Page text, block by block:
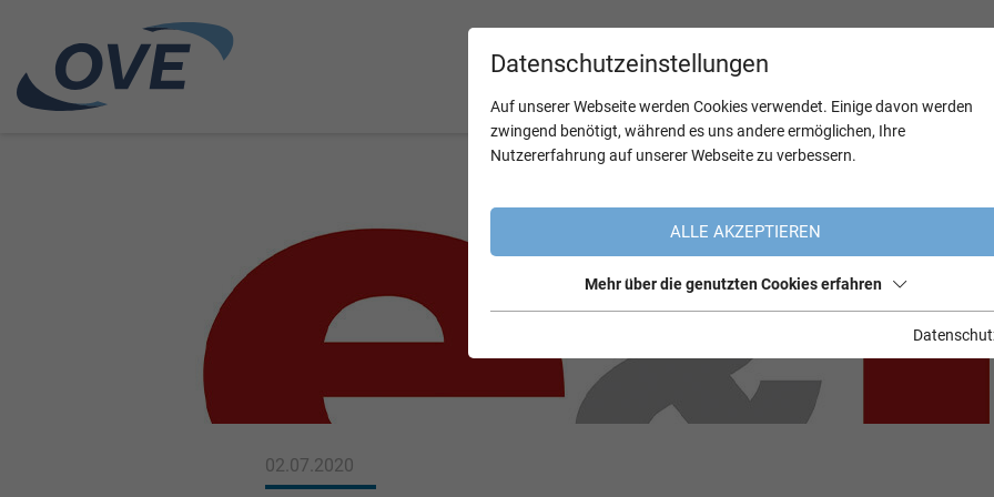
02.07.2020
Datenschutzeinstellungen
Auf unserer Webseite werden Cookies verwendet. Einige davon werden
zwingend benötigt, während es uns andere ermöglichen, Ihre
Nutzererfahrung auf unserer Webseite zu verbessern.
ALLE AKZEPTIEREN
Mehr über die genutzten Cookies erfahren